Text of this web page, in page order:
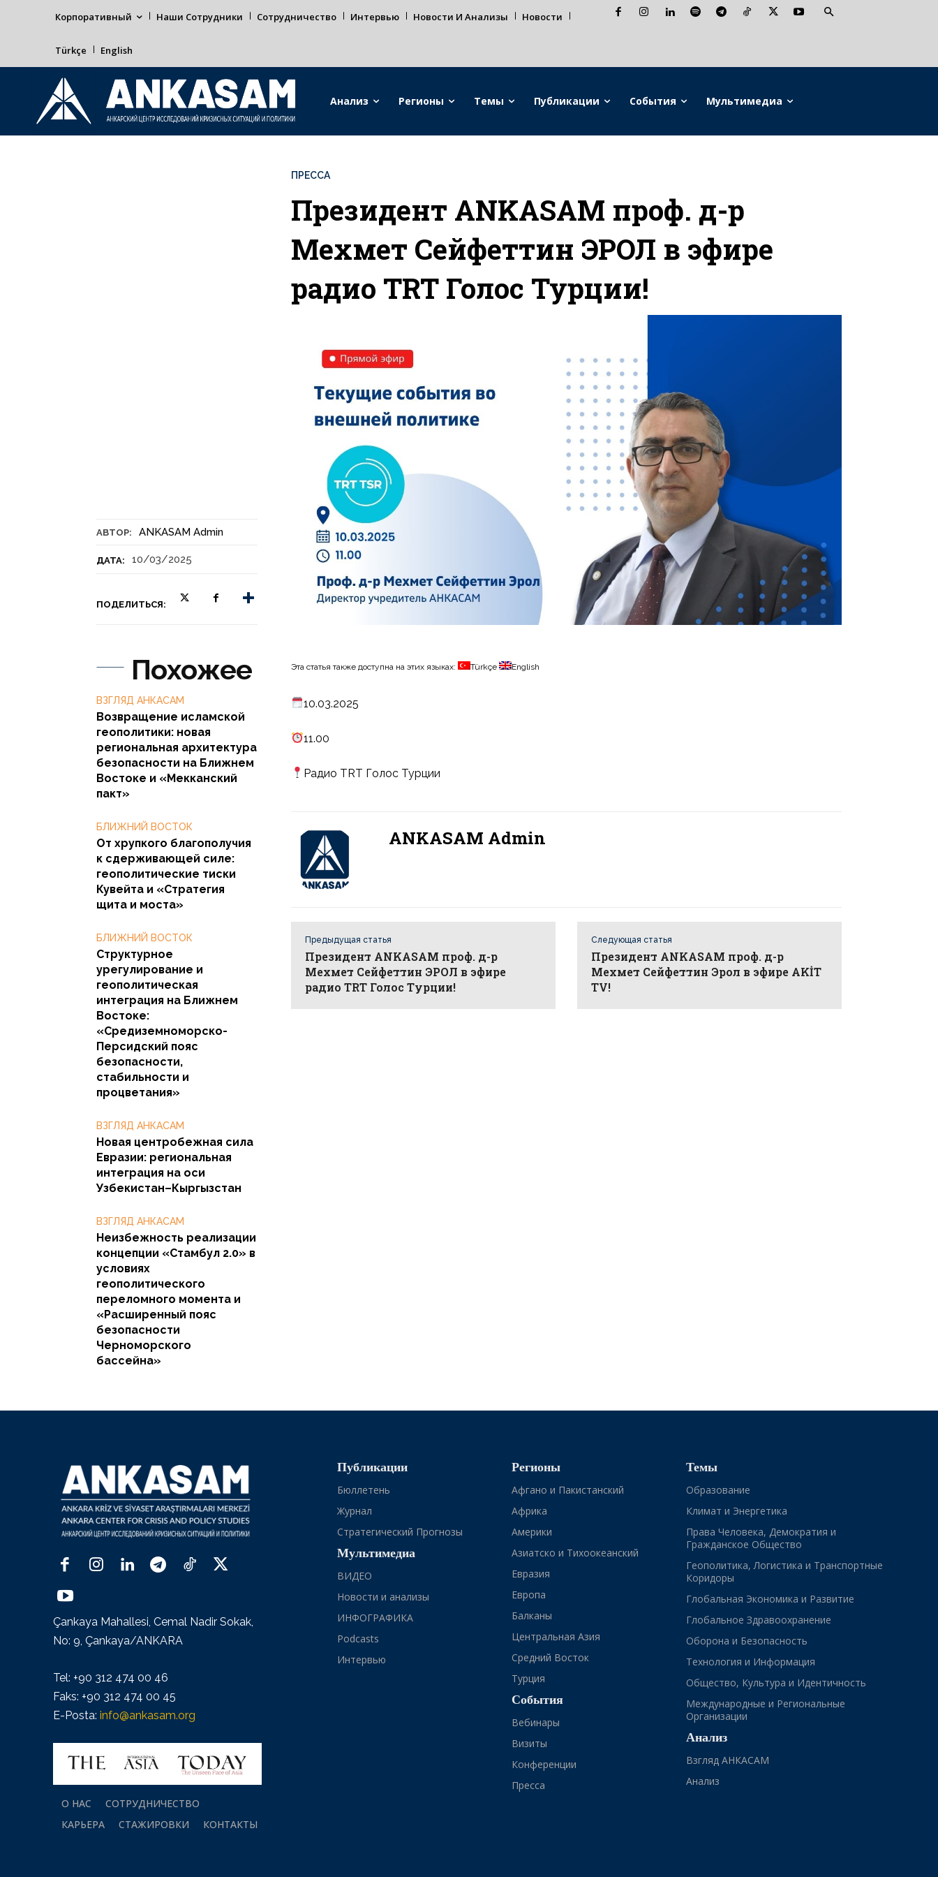
Корпоративный Наши Сотрудники Сотрудничество Интервью Новости И Анализы Новости
Türkçe English
Анализ Регионы Темы Публикации События Мультимедиа
АВТОР: ANKASAM Admin
ДАТА: 10/03/2025
ПОДЕЛИТЬСЯ:
ПРЕССА
Президент ANKASAM проф. д-р
Мехмет Сейфеттин ЭРОЛ в эфире
радио TRT Голос Турции!
Похожее
ВЗГЛЯД АНКАСАМ
Возвращение исламской
геополитики: новая
региональная архитектура
безопасности на Ближнем
Востоке и «Мекканский
пакт»
БЛИЖНИЙ ВОСТОК
От хрупкого благополучия
к сдерживающей силе:
геополитические тиски
Кувейта и «Стратегия
щита и моста»
БЛИЖНИЙ ВОСТОК
Структурное
урегулирование и
геополитическая
интеграция на Ближнем
Востоке:
«Средиземноморско-
Персидский пояс
безопасности,
стабильности и
процветания»
ВЗГЛЯД АНКАСАМ
Новая центробежная сила
Евразии: региональная
интеграция на оси
Узбекистан–Кыргызстан
ВЗГЛЯД АНКАСАМ
Неизбежность реализации
концепции «Стамбул 2.0» в
условиях
геополитического
переломного момента и
«Расширенный пояс
безопасности
Черноморского
бассейна»
Эта статья также доступна на этих языках: Türkçe English
10.03.2025
11.00
Pадио TRT Голос Турции
ANKASAM Admin
Предыдущая статья
Президент ANKASAM проф. д-р
Мехмет Сейфеттин ЭРОЛ в эфире
радио TRT Голос Турции!
Следующая статья
Президент ANKASAM проф. д-р
Мехмет Сейфеттин Эрол в эфире AKİT
TV!
Çankaya Mahallesi, Cemal Nadir Sokak,
No: 9, Çankaya/ANKARA
Tel: +90 312 474 00 46
Faks: +90 312 474 00 45
E-Posta: info@ankasam.org
О НАС
СОТРУДНИЧЕСТВО
КАРЬЕРА
СТАЖИРОВКИ КОНТАКТЫ
Публикации
Бюллетень
Журнал
Стратегический Прогнозы
Мультимедиа
ВИДЕО
Новости и анализы
ИНФОГРАФИКА
Podcasts
Интервью
Регионы
Афгано и Пакистанский
Африка
Америки
Азиатско и Тихоокеанский
Евразия
Европа
Балканы
Центральная Азия
Средний Восток
Турция
События
Вебинары
Визиты
Конференции
Пресса
Темы
Образование
Климат и Энергетика
Права Человека, Демократия и
Гражданское Общество
Геополитика, Логистика и Транспортные
Коридоры
Глобальная Экономика и Развитие
Глобальное Здравоохранение
Оборона и Безопасность
Технология и Информация
Общество, Культура и Идентичность
Международные и Региональные
Организации
Анализ
Взгляд АНКАСАМ
Анализ